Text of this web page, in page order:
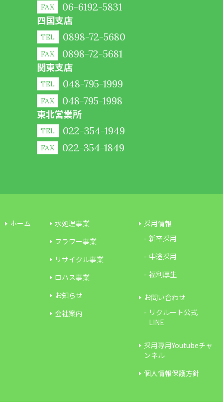
FAX 06-6192-5831
四国支店
TEL 0898-72-5680
FAX 0898-72-5681
関東支店
TEL 048-795-1999
FAX 048-795-1998
東北営業所
TEL 022-354-1949
FAX 022-354-1849
ホーム
水処理事業
フラワー事業
リサイクル事業
ロハス事業
お知らせ
会社案内
採用情報
新卒採用
中途採用
福利厚生
お問い合わせ
リクルート公式
LINE
採用専用Youtubeチャ
ンネル
個人情報保護方針